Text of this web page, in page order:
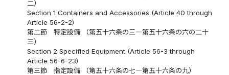
二）
Section 1 Containers and Accessories (Article 40 through
Article 56-2-2)
第二節 特定設備 （第五十六条の三―第五十六条の六の二十
三）
Section 2 Specified Equipment (Article 56-3 through
Article 56-6-23)
第三節 指定設備 （第五十六条の七―第五十六条の九）